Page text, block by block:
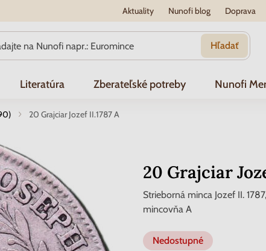
Aktuality Nunofi blog Doprava
Hľadať
Literatúra Zberateľské potreby Nunofi
20 Grajciar Jozef II.1787 A
20 Grajciar
Strieborná minca Jozef II.
mincovňa A
Nedostupné